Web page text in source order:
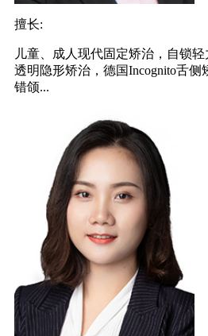
擅长:
儿童、成人现代固定矫治，自锁
透明隐形矫治，德国Incognito舌
错颌...